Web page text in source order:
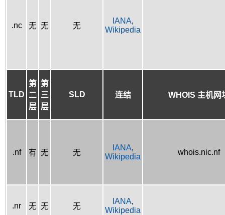
.nc 无 无 无
IANA,
Wikipedia
TLD
第
二
层
第
三
层
SLD 连结 WHOIS 主机网
.nf 有 无 无
IANA,
Wikipedia
whois.nic.nf
.nr 无 无 无
IANA,
Wikipedia